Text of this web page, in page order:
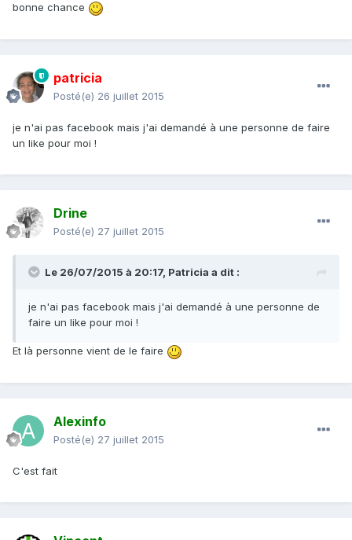
bonne chance
patricia
Posté(e) 26 juillet 2015
je n'ai pas facebook mais j'ai demandé à une personne de faire
un like pour moi !
Drine
Posté(e) 27 juillet 2015
Le 26/07/2015 à 20:17, Patricia a dit :
je n'ai pas facebook mais j'ai demandé à une personne de
faire un like pour moi !
Et là personne vient de le faire
Alexinfo
Posté(e) 27 juillet 2015
C'est fait